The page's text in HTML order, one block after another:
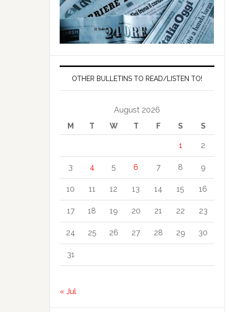
OTHER BULLETINS TO READ/LISTEN TO!
August 2026
M
T W T F S S
1 2
3 4 5 6 7 8 9
10 11 12 13 14 15 16
17 18 19 20 21 22 23
24 25 26 27 28 29 30
31
« Jul